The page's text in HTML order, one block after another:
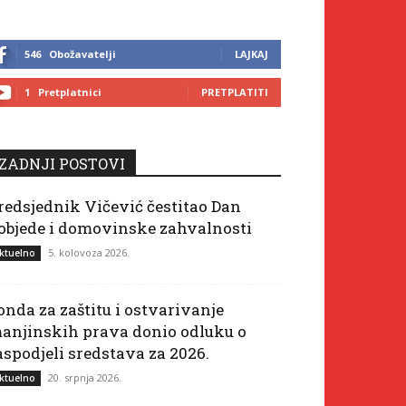
546 Obožavatelji LAJKAJ
1 Pretplatnici PRETPLATITI
ZADNJI POSTOVI
Vičević čestitao Dan
i domovinske zahvalnosti
5. kolovoza 2026.
za zaštitu i ostvarivanje
prava donio odluku o
sredstava za 2026.
20. srpnja 2026.